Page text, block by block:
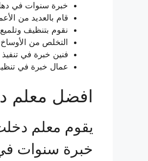
خبرة سنوات في
قام بالعديد من
نقوم بتنظيف
التخلص من الأوساخ
فنين خبرة في تنفيذ
عمال خبرة في
افضل معلم
يقوم معلم
خبرة سنوات